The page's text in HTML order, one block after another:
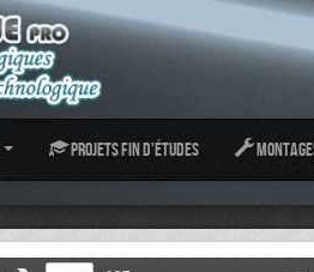
Projets fin d'études